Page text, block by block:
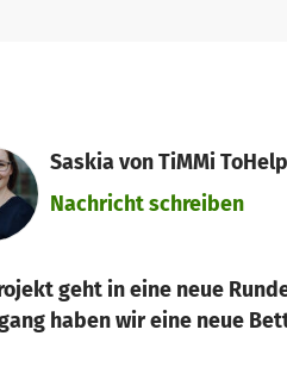
Saskia von TiMMi
Nachricht schreiben
geht in eine neue
haben wir eine neue